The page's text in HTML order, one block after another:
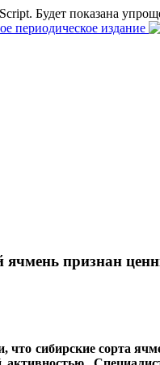
Будет показана
признан
что сибирские сорта